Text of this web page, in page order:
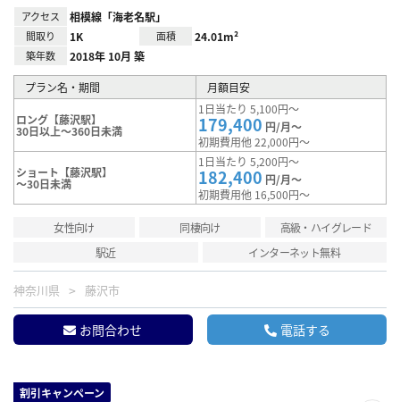
アクセス 相模線「海老名駅」
間取り 1K 面積 24.01m²
築年数 2018年 10月 築
プラン名・期間 月額目安
ロング【藤沢駅】
30日以上～360日未満
1日当たり 5,100円～
179,400 円/月～
初期費用他 22,000円～
ショート【藤沢駅】
～30日未満
1日当たり 5,200円～
182,400 円/月～
初期費用他 16,500円～
女性向け 同棲向け
高級・ハイグレード
駅近
インターネット無料
神奈川県 藤沢市
お問合わせ 電話する
割引キャンペーン